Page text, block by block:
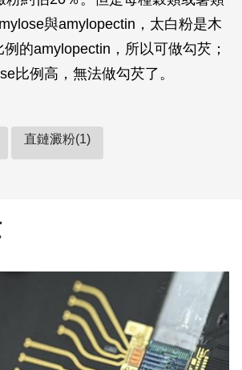
與amylopectin，太白粉是木
的amylopectin，所以可做勾芡；
比例高，無法做勾芡了。
直鏈澱粉(1)